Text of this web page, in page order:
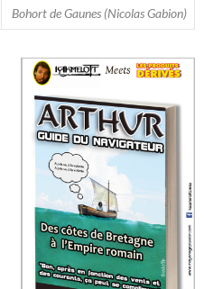
Bohort de Gaunes (Nicolas Gabion)